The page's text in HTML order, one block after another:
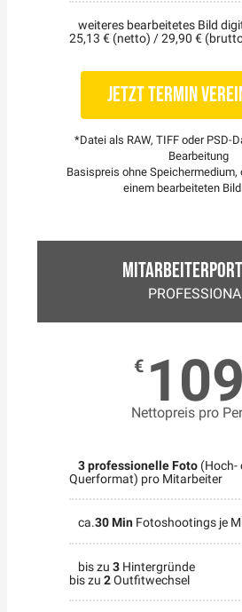
weiteres bearbeitetes Bild
25,13 € (netto) / 29,90 €
Jetzt Termin
*Datei als RAW, TIFF oder PSD-
Bearbeitung
Basispreis ohne Speichermedium,
einem bearbeiteten
€ 109
Nettopreis pro
3 professionelle Foto (Hoch-
Querformat) pro Mitarbeiter
ca.30 Min Fotoshootings je
bis zu3 Hintergründe
bis zu2Outfitwechsel